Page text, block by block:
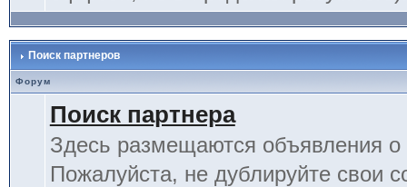
Поиск партнеров
Форум
Поиск партнера
Здесь размещаются объявления о
Пожалуйста, не дублируйте свои